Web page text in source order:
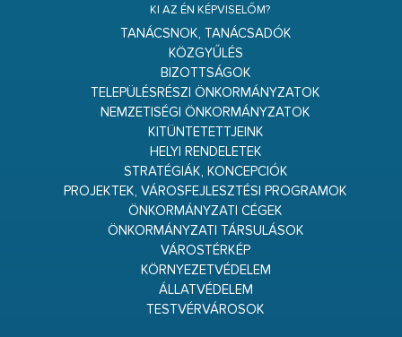
KI AZ ÉN KÉPVISELŐM?
TANÁCSNOK, TANÁCSADÓK
KÖZGYŰLÉS
BIZOTTSÁGOK
TELEPÜLÉSRÉSZI ÖNKORMÁNYZATOK
NEMZETISÉGI ÖNKORMÁNYZATOK
KITÜNTETETTJEINK
HELYI RENDELETEK
STRATÉGIÁK, KONCEPCIÓK
PROJEKTEK, VÁROSFEJLESZTÉSI PROGRAMOK
ÖNKORMÁNYZATI CÉGEK
ÖNKORMÁNYZATI TÁRSULÁSOK
VÁROSTÉRKÉP
KÖRNYEZETVÉDELEM
ÁLLATVÉDELEM
TESTVÉRVÁROSOK